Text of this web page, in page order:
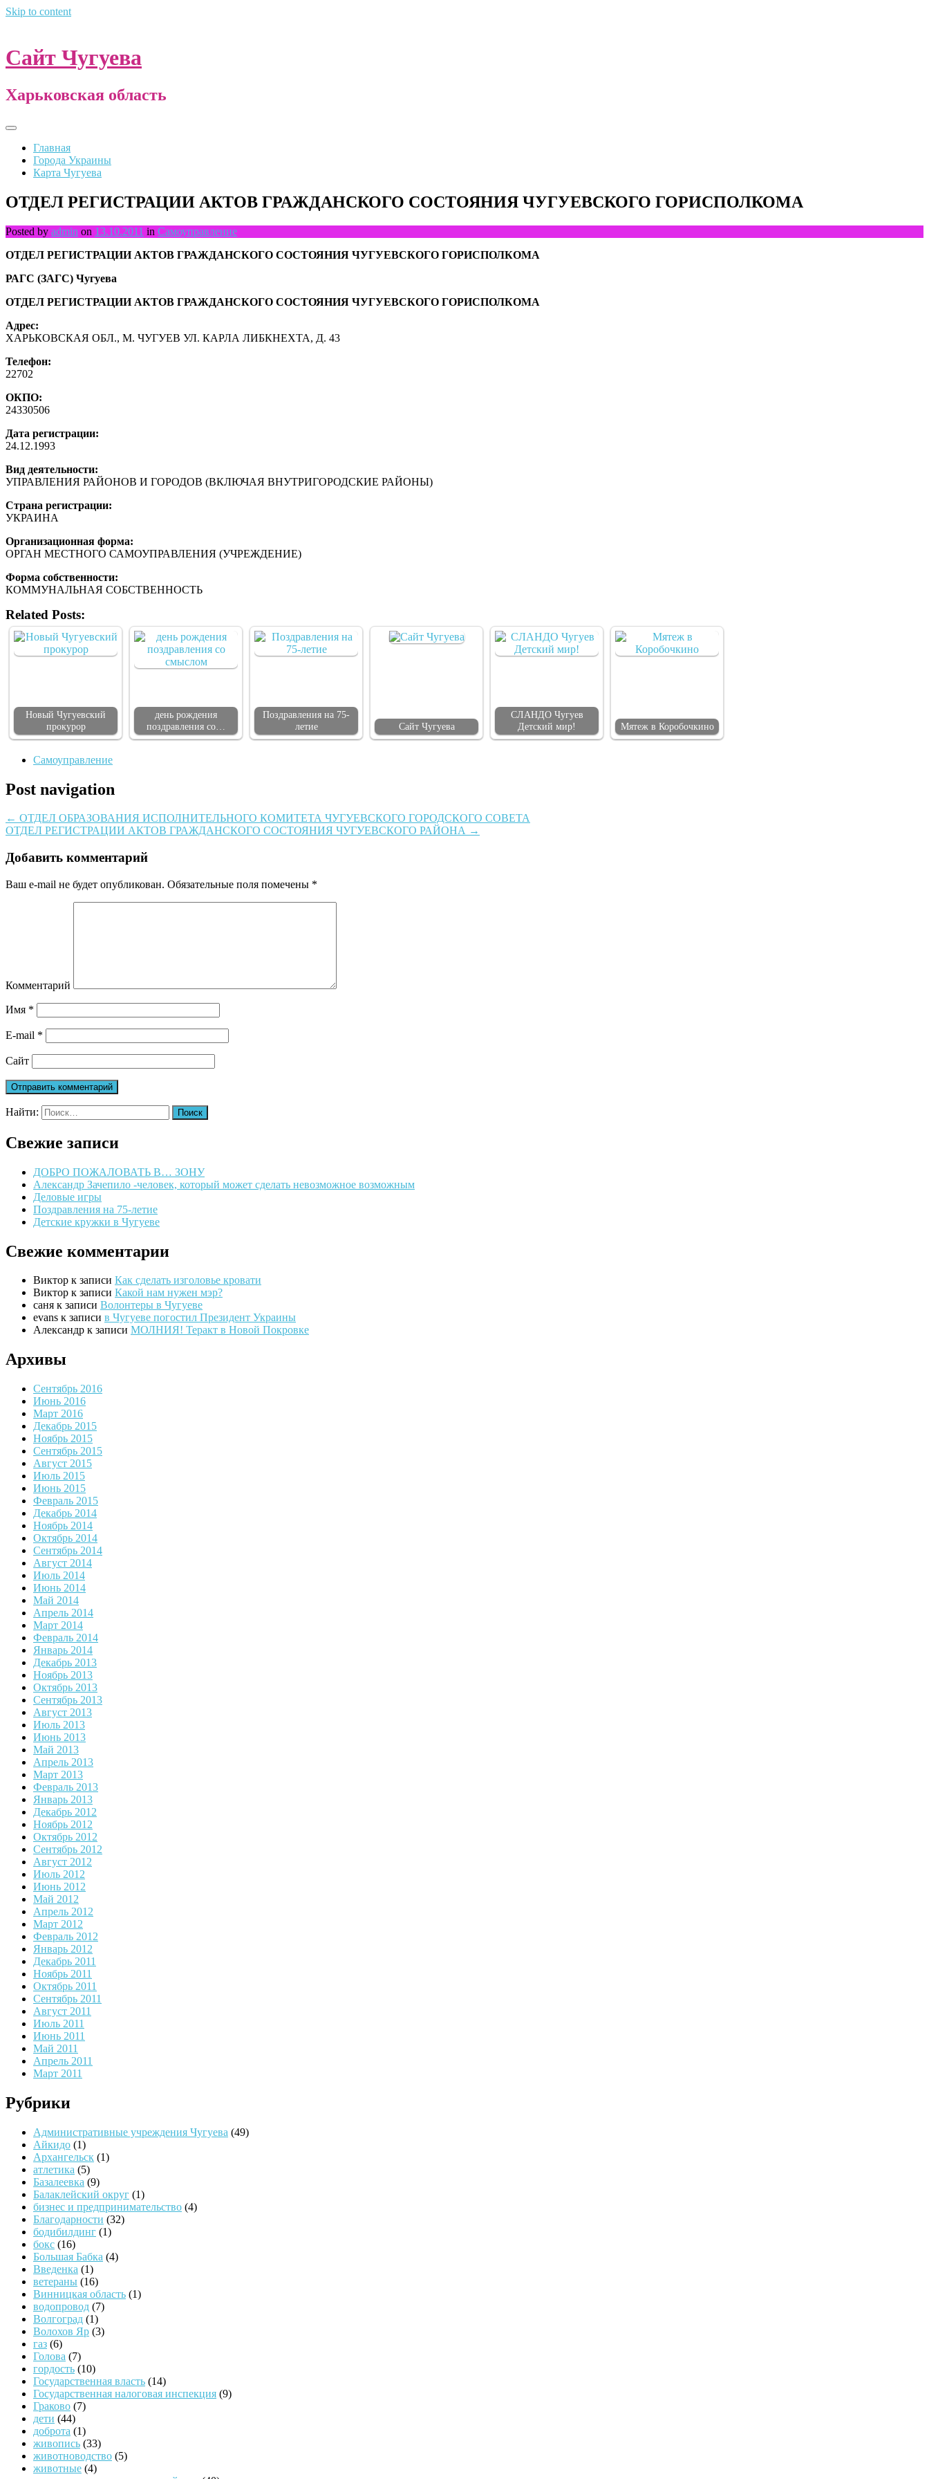
Skip to content
Сайт Чугуева
Харьковская область
Главная
Города Украины
Карта Чугуева
ОТДЕЛ РЕГИСТРАЦИИ АКТОВ ГРАЖДАНСКОГО СОСТОЯНИЯ ЧУГУЕВСКОГО ГОРИСПОЛКОМА
Posted by admin on 13.10.2011 in Самоуправление
ОТДЕЛ РЕГИСТРАЦИИ АКТОВ ГРАЖДАНСКОГО СОСТОЯНИЯ ЧУГУЕВСКОГО ГОРИСПОЛКОМА
РАГС (ЗАГС) Чугуева
ОТДЕЛ РЕГИСТРАЦИИ АКТОВ ГРАЖДАНСКОГО СОСТОЯНИЯ ЧУГУЕВСКОГО ГОРИСПОЛКОМА
Адрес:
ХАРЬКОВСКАЯ ОБЛ., М. ЧУГУЕВ УЛ. КАРЛА ЛИБКНЕХТА, Д. 43
Телефон:
22702
ОКПО:
24330506
Дата регистрации:
24.12.1993
Вид деятельности:
УПРАВЛЕНИЯ РАЙОНОВ И ГОРОДОВ (ВКЛЮЧАЯ ВНУТРИГОРОДСКИЕ РАЙОНЫ)
Страна регистрации:
УКРАИНА
Организационная форма:
ОРГАН МЕСТНОГО САМОУПРАВЛЕНИЯ (УЧРЕЖДЕНИЕ)
Форма собственности:
КОММУНАЛЬНАЯ СОБСТВЕННОСТЬ
Related Posts:
Новый Чугуевский
прокурор
день рождения
поздравления со…
Поздравления на 75-
летие
Сайт Чугуева
СЛАНДО Чугуев
Детский мир!
Мятеж в Коробочкино
Самоуправление
Post navigation
← ОТДЕЛ ОБРАЗОВАНИЯ ИСПОЛНИТЕЛЬНОГО КОМИТЕТА ЧУГУЕВСКОГО ГОРОДСКОГО СОВЕТА
ОТДЕЛ РЕГИСТРАЦИИ АКТОВ ГРАЖДАНСКОГО СОСТОЯНИЯ ЧУГУЕВСКОГО РАЙОНА →
Добавить комментарий
Ваш e-mail не будет опубликован. Обязательные поля помечены *
Комментарий
Имя *
E-mail *
Сайт
Найти:
Свежие записи
ДОБРО ПОЖАЛОВАТЬ В… ЗОНУ
Александр Зачепило -человек, который может сделать невозможное возможным
Деловые игры
Поздравления на 75-летие
Детские кружки в Чугуеве
Свежие комментарии
Виктор к записи Как сделать изголовье кровати
Виктор к записи Какой нам нужен мэр?
саня к записи Волонтеры в Чугуеве
evans к записи в Чугуеве погостил Президент Украины
Александр к записи МОЛНИЯ! Теракт в Новой Покровке
Архивы
Сентябрь 2016
Июнь 2016
Март 2016
Декабрь 2015
Ноябрь 2015
Сентябрь 2015
Август 2015
Июль 2015
Июнь 2015
Февраль 2015
Декабрь 2014
Ноябрь 2014
Октябрь 2014
Сентябрь 2014
Август 2014
Июль 2014
Июнь 2014
Май 2014
Апрель 2014
Март 2014
Февраль 2014
Январь 2014
Декабрь 2013
Ноябрь 2013
Октябрь 2013
Сентябрь 2013
Август 2013
Июль 2013
Июнь 2013
Май 2013
Апрель 2013
Март 2013
Февраль 2013
Январь 2013
Декабрь 2012
Ноябрь 2012
Октябрь 2012
Сентябрь 2012
Август 2012
Июль 2012
Июнь 2012
Май 2012
Апрель 2012
Март 2012
Февраль 2012
Январь 2012
Декабрь 2011
Ноябрь 2011
Октябрь 2011
Сентябрь 2011
Август 2011
Июль 2011
Июнь 2011
Май 2011
Апрель 2011
Март 2011
Рубрики
Административные учреждения Чугуева (49)
Айкидо (1)
Архангельск (1)
атлетика (5)
Базалеевка (9)
Балаклейский округ (1)
бизнес и предпринимательство (4)
Благодарности (32)
бодибилдинг (1)
бокс (16)
Большая Бабка (4)
Введенка (1)
ветераны (16)
Винницкая область (1)
водопровод (7)
Волгоград (1)
Волохов Яр (3)
газ (6)
Голова (7)
гордость (10)
Государственная власть (14)
Государственная налоговая инспекция (9)
Граково (7)
дети (44)
доброта (1)
живопись (33)
животноводство (5)
животные (4)